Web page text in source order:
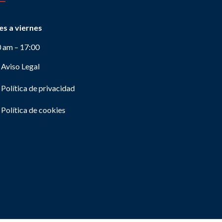
a viernes
am – 17:00
Aviso Legal
Política de privacidad
Política de cookies